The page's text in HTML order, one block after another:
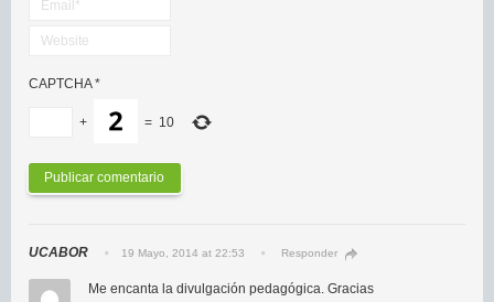
CAPTCHA*
+ = 10
UCABOR 19 Mayo, 2014 at 22:53 Responder
Me encanta la divulgación pedagógica. Gracias